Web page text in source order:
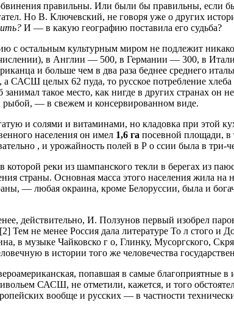
правильны. Или были бы правильны, если
Но В. Ключевский, не говоря уже о других
И — в какую географию поставила его судьба?
с остальным культурным миром не подлежит
в Англии — 500, в Германии — 300, в
и больше чем в два раза беднее среднего
САСШ целых 62 пуда, то русское потребление
такое место, как нигде в других странах
— в свежем и консервированном виде.
и солями и витаминами, но кладовка при этой
населения он имел 1,6 га посевной площади, в
, и урожайность полей в Р о ссии была в три-
которой реки из шампанского текли в берегах из
страны. Основная масса этого населения жила на
— любая окраина, кроме Белоруссии, была и
действительно, И. Ползунов первый изобрел
Тем не менее Россия дала литературе То л стого и
в музыке Чайковско г о, Глинку, Мусоргского,
в истории того же человечества
попавшая в самые благоприятные
САСШ, не отметили, кажется, и того
вообще и русских — в частности